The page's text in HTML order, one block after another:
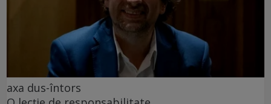
axa dus-întors